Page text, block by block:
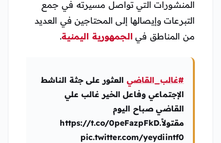
المنشورات التي تواصل مسيرته في جمع
التبرعات وإيصالها إلى المحتاجين في العديد
من المناطق في الجمهورية اليمنية.
#غالب_القاضي العثور على جثة الناشط
الإجتماعي وفاعل الخير غالب علي
القاضي صباح اليوم
مقتولاً.https://t.co/0peFazpFkD
pic.twitter.com/yeydiintf0